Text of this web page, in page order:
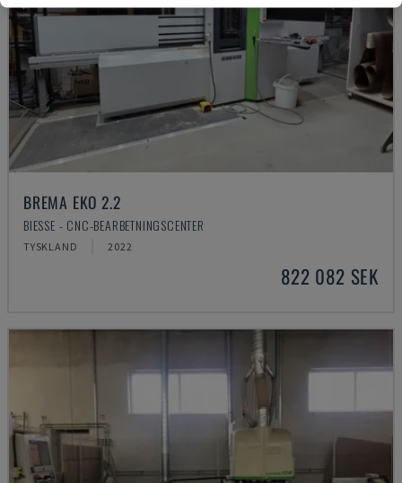
BREMA EKO 2.2
BIESSE - CNC-BEARBETNINGSCENTER
TYSKLAND 2022
822 082 SEK